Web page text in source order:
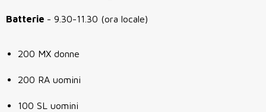
Batterie - 9.30-11.30 (ora locale)
200 MX donne
200 RA uomini
100 SL uomini